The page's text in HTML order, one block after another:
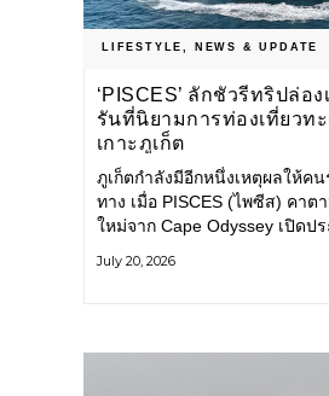
LIFESTYLE NEWS & UPDATE
‘PISCES’ ลักชัวรีทริปล่อ
รันที่นิยามการท่องเที่ยวท
เกาะภูเก็ต
ภูเก็ตกำลังมีอีกหนึ่งเหตุผลให้คน
ทาง เมื่อ PISCES (ไพซีส) คาต
ใหม่จาก Cape Odyssey เปิดป
ไป ผสานความสะดวกสบายแบบ
July 20, 2026